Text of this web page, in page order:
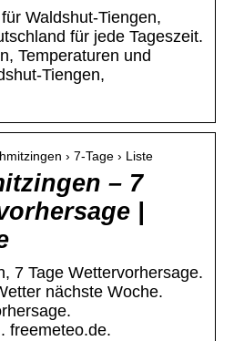
Waldshut-Tiengen,
für jede Tageszeit.
Temperaturen und
Tiengen,
› 7-Tage › Liste
– 7
|
7 Tage Wettervorhersage.
nächste Woche.
freemeteo.de.